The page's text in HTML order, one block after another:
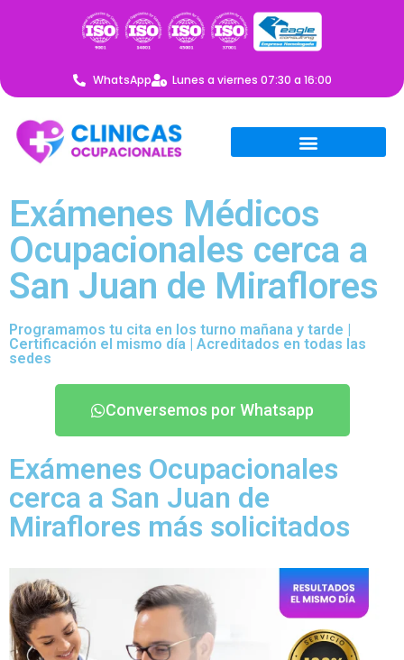
WhatsApp Lunes a viernes 07:30 a 16:00
Exámenes Médicos
Ocupacionales cerca a
San Juan de Miraflores
Programamos tu cita en los turno mañana y tarde |
Certificación el mismo día | Acreditados en todas las
sedes
Conversemos por Whatsapp
Exámenes Ocupacionales
cerca a San Juan de
Miraflores más solicitados